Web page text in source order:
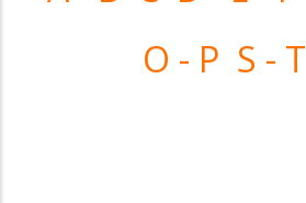
O - P S - T